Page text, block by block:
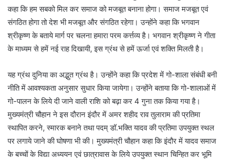
कहा कि हम सबको मिल कर समाज को मजबूत बनाना होगा। समाज मजबूत एवं
संगठित होगा तो देश भी मजबूत और संगठित रहेगा। उन्होंने कहा कि भगवान
श्रीकृष्ण के बताये मार्ग पर चलना हमारा परम कर्त्तव्य है। भगवान श्रीकृष्ण ने गीता
के माध्यम से हमें नई राह दिखायी, इस ग्रंथ से हमें ऊर्जा एवं शक्ति मिलती है।
यह ग्रंथ दुनिया का अद्भुत ग्रंथ है। उन्होंने कहा कि प्रदेश में गो-शाला संबंधी बनी
नीति में आवश्यकता अनुसार सुधार किया जायेगा। उन्होंने बताया कि गो-शालाओं में
गो-पालन के लिये दी जाने वाली राशि को बढ़ा कर 4 गुना तक किया गया है।
मुख्यमंत्री चौहान ने इस दौरान इंदौर में अमर शहीद राव तुलाराम की प्रतिमा
स्थापित करने, स्मारक बनाने तथा पदम् डॉ.भक्ति यादव की प्रतिमा उपयुक्त स्थल
पर लगाये जाने की घोषणा भी की। मुख्यमंत्री चौहान कहा कि इंदौर में यादव समाज
के बच्चों के विद्या अध्ययन एवं छात्रावास के लिये उपयुक्त स्थान चिन्हित कर भूमि